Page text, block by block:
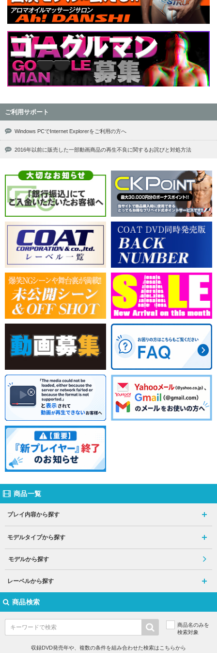
ご利用サポート
Windows PCでInternet Explorerをご利用の方へ
2016年以前に販売した一部動画商品の再生不良に関するお詫びと対処方法
商品一覧
プレイ内容から探す
モデルタイプから探す
モデルから探す
レーベルから探す
商品検索
商品名のみを
検索対象
収録DVD発売年や、複数の条件を組み合わせた検索はこちらから